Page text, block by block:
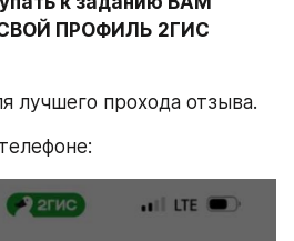
ПРОФИЛЬ 2ГИС
лучшего прохода отзыва.